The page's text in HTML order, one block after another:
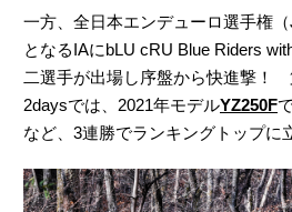
一方、全日本エンデューロ選手権
となるIAにbLU cRU Blue Riders
二選手が出場し序盤から快進撃！
2daysでは、2021年モデルYZ250F
など、3連勝でランキングトップに